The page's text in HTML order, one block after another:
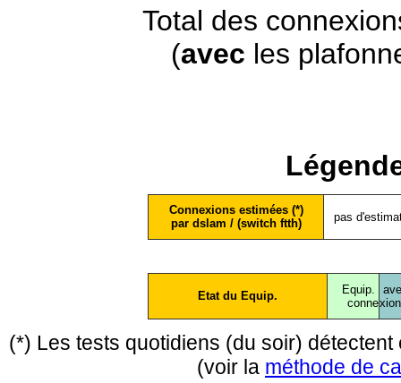
Total des
(avec les
Connexions estimées (*)
par dslam / (switch ftth)
pas
Etat du Equip.
Equip.
conne
(*) Les tests quotidiens (du soir)
(voir la méthode de